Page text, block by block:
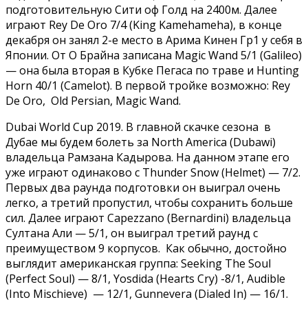
подготовительную Сити оф Голд на 2400м. Далее
играют Rey De Oro 7/4 (King Kamehameha), в конце
декабря он занял 2-е место в Арима Кинен Гр1 у себя в
Японии. От О Брайна записана Magic Wand 5/1 (Galileo)
— она была вторая в Кубке Пегаса по траве и Hunting
Horn 40/1 (Camelot). В первой тройке возможно: Rey
De Oro, Old Persian, Magic Wand.
Dubai World Cup 2019. В главной скачке сезона в
Дубае мы будем болеть за North America (Dubawi)
владельца Рамзана Кадырова. На данном этапе его
уже играют одинаково с Thunder Snow (Helmet) — 7/2.
Первых два раунда подготовки он выиграл очень
легко, а третий пропустил, чтобы сохранить больше
сил. Далее играют Capezzano (Bernardini) владельца
Султана Али — 5/1, он выиграл третий раунд с
преимуществом 9 корпусов. Как обычно, достойно
выглядит американская группа: Seeking The Soul
(Perfect Soul) — 8/1, Yosdida (Hearts Cry) -8/1, Audible
(Into Mischieve) — 12/1, Gunnevera (Dialed In) — 16/1.